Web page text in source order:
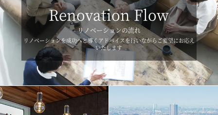
Renovation Flow
リノベーションの流れ
リノベーションを成功へと導くアドバイスを行いながらご要望にお応え
いたします